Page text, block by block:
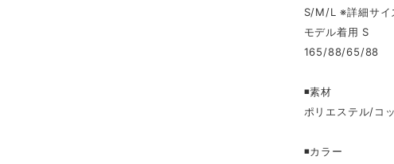
S/M/L ※詳細サイ
モデル着用 S
165/88/65/88
◾️素材
ポリエステル/コ
◾️カラー